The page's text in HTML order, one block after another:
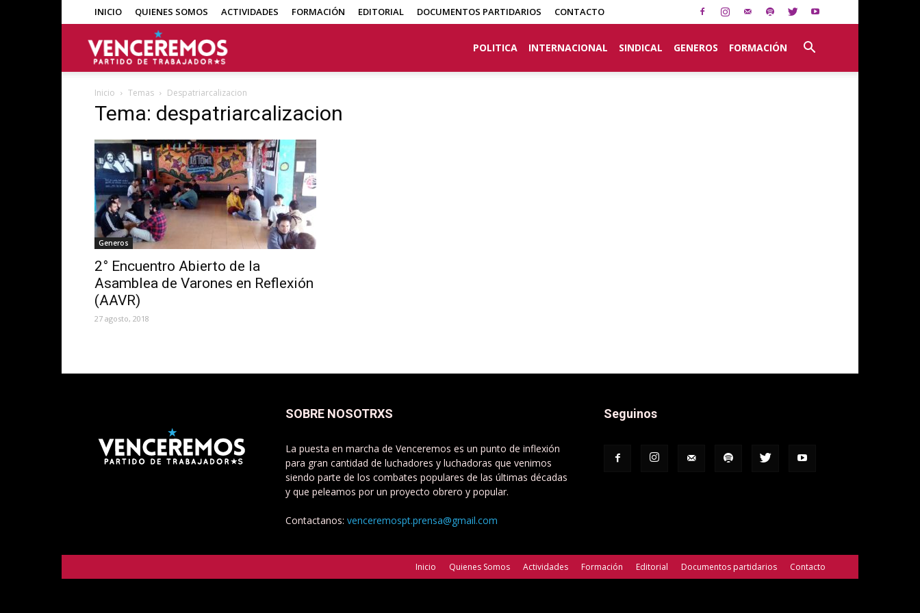
INICIO QUIENES SOMOS ACTIVIDADES FORMACIÓN EDITORIAL DOCUMENTOS PARTIDARIOS CONTACTO
POLITICA INTERNACIONAL SINDICAL GENEROS FORMACIÓN
Inicio Temas Despatriarcalizacion
Tema: despatriarcalizacion
Generos
2° Encuentro Abierto de la
Asamblea de Varones en Reflexión
(AAVR)
27 agosto, 2018
SOBRE NOSOTRXS
La puesta en marcha de Venceremos es un punto de inflexión
para gran cantidad de luchadores y luchadoras que venimos
siendo parte de los combates populares de las últimas décadas
y que peleamos por un proyecto obrero y popular.
Contactanos: venceremospt.prensa@gmail.com
Seguinos
Inicio Quienes Somos Actividades Formación Editorial Documentos partidarios Contacto